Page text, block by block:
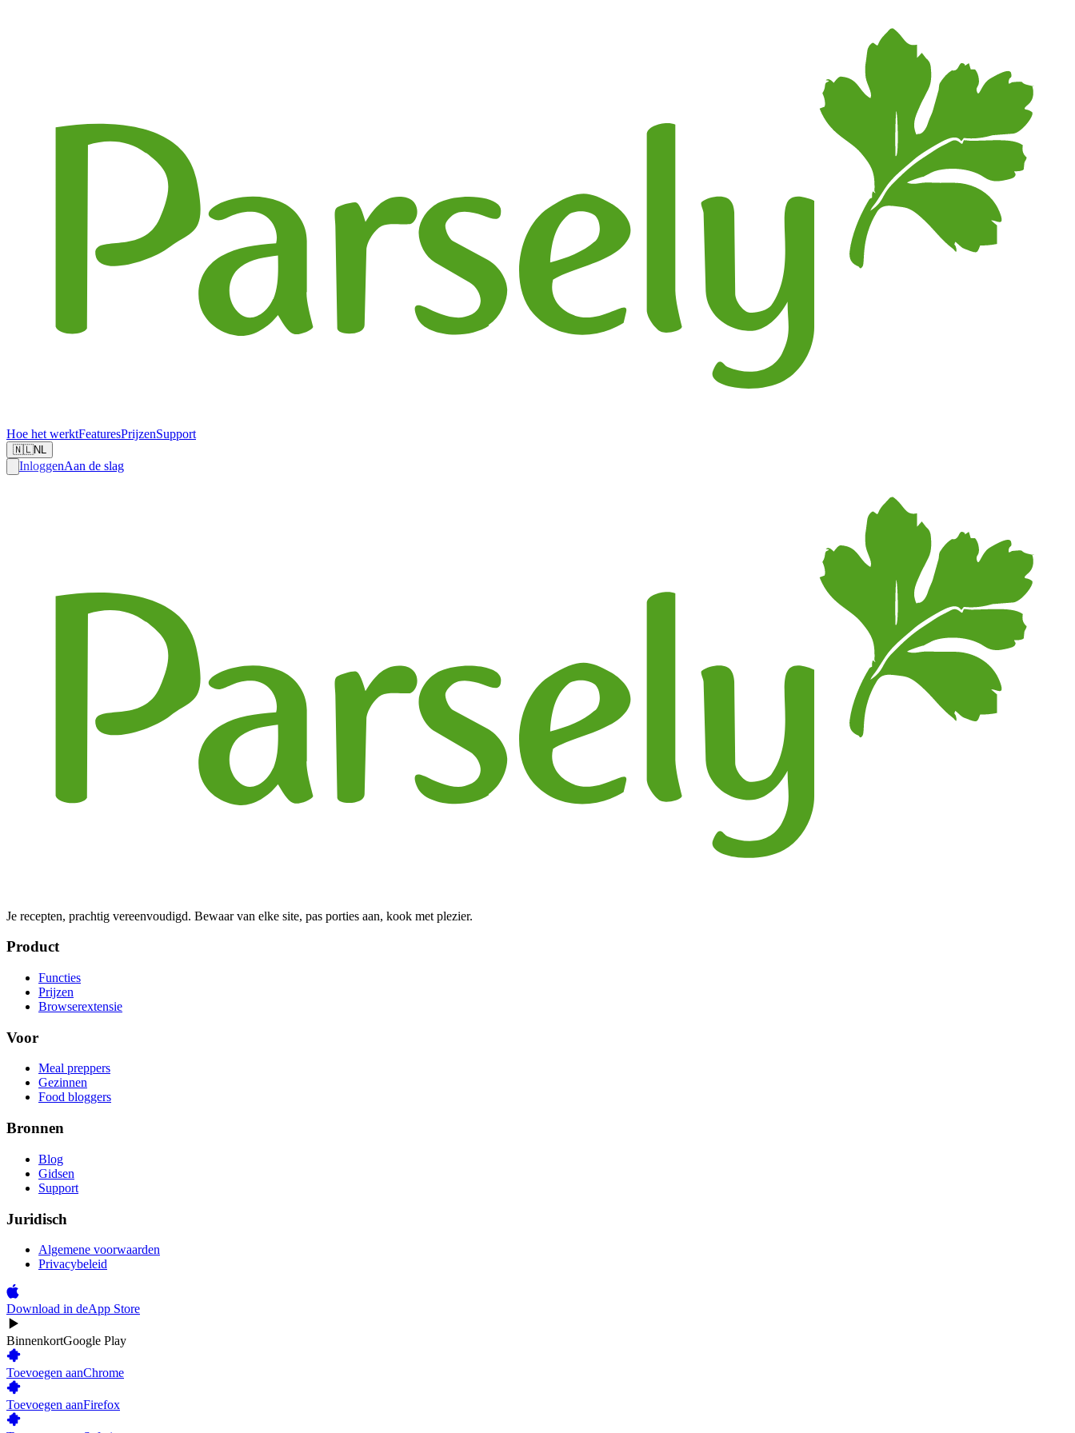
Hoe het werktFeaturesPrijzenSupport
🇳🇱NL
InloggenAan de slag
Je recepten, prachtig vereenvoudigd. Bewaar van elke site, pas porties aan, kook met plezier.
Product
Functies
Prijzen
Browserextensie
Voor
Meal preppers
Gezinnen
Food bloggers
Bronnen
Blog
Gidsen
Support
Juridisch
Algemene voorwaarden
Privacybeleid
Download in deApp Store
BinnenkortGoogle Play
Toevoegen aanChrome
Toevoegen aanFirefox